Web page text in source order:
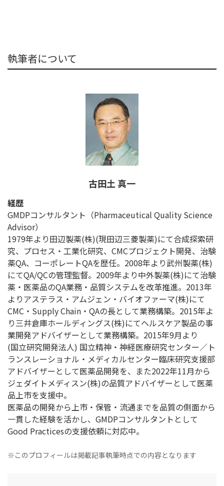
執筆者について
古田土 真一
経歴
GMDPコンサルタント（Pharmaceutical Quality Science
Advisor）
1979年より田辺製薬(株)(現田辺三菱製薬)にて合成探索研
究、プロセス・工業化研究、CMCプロジェクト開発、治験
薬QA、コーポレートQAを歴任。2008年より武州製薬(株)
にてQA/QCの管理監督。2009年より中外製薬(株)にて治験
薬・医薬品のQA業務・品質システムを改革推進。2013年
よりアステラス・アムジェン・バイオファーマ(株)にて
CMC・Supply Chain・QAの長として業務構築。2015年よ
り三井倉庫ホールディングス(株)にてヘルスケア製品の事
業開発アドバイザーとして業務構築。2015年9月より
(国立研究開発法人) 国立精神・神経医療研究センター／ト
ランスレーショナル・メディカルセンター臨床研究支援部
アドバイザーとして医薬品開発を、また2022年11月から
ジェダイトメディスン(株)の品質アドバイザーとして医薬
品上市を支援中。
医薬品の開発から上市・保管・流通までを品質の側面から
一貫した経験を活かし、GMDPコンサルタントとして
Good Practicesの支援依頼に対応中。
※このプロフィールは掲載記事執筆時点での内容となります